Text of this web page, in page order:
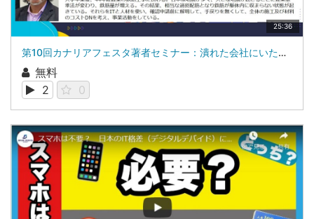
25:36
第10回カナリアフェスタ著者セミナー：潰れた会社にいたから、潰れない会社をつくった株式会社アイコー 顧問、株式会社エムアールエスブレイン 社外取締役山下 正夫氏
無料
2
0